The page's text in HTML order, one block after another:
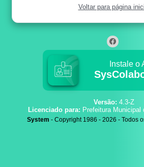
Voltar para página
Instale o
Versão: 4.3-Z
Licenciado para: Prefeitura Municipal
System - Copyright 1986 - 2026 - Todos